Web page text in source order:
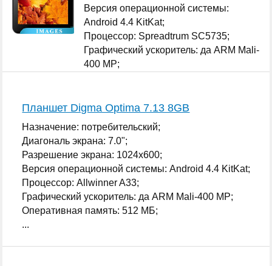
Версия операционной системы:
Android 4.4 KitKat;
Процессор: Spreadtrum SC5735;
Графический ускоритель: да ARM Mali-
400 MP;
Планшет Digma Optima 7.13 8GB
Назначение: потребительский;
Диагональ экрана: 7.0";
Разрешение экрана: 1024x600;
Версия операционной системы: Android 4.4 KitKat;
Процессор: Allwinner A33;
Графический ускоритель: да ARM Mali-400 MP;
Оперативная память: 512 МБ;
...